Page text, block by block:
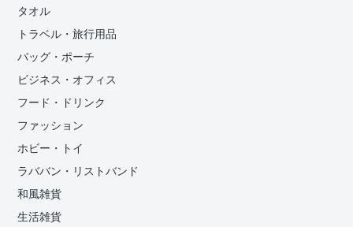
タオル
トラベル・旅行用品
バッグ・ポーチ
ビジネス・オフィス
フード・ドリンク
ファッション
ホビー・トイ
ラババン・リストバンド
和風雑貨
生活雑貨